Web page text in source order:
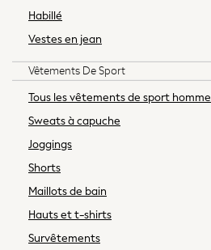
Mother of the Bride
Jumpsuits
Bags & Accessories
Shoes & Sandals
Shop All
Jewellery
Purses
Padded & Quilted Coats
Fur & Teddy Coats
Habillé
Vestes en jean
Vêtements De Sport
Tous les vêtements de sport homme
Sweats à capuche
Joggings
Shorts
Maillots de bain
Hauts et t-shirts
Survêtements